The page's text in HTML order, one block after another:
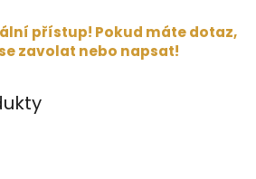
přístup! Pokud máte dotaz,
zavolat nebo napsat!